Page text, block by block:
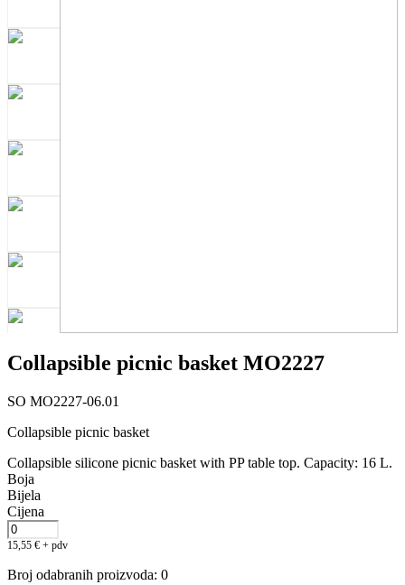
Collapsible picnic basket MO2227
SO MO2227-06.01
Collapsible picnic basket
Collapsible silicone picnic basket with PP table top. Capacity: 16 L.
Boja
Bijela
Cijena
15,55 € + pdv
Broj odabranih proizvoda: 0